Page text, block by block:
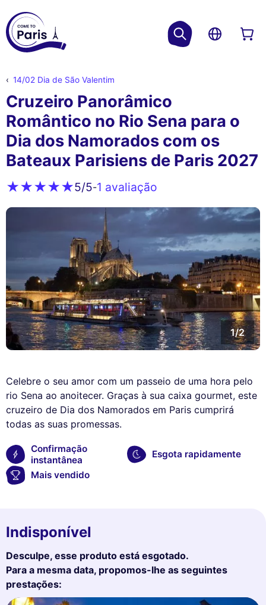
14/02 Dia de São Valentim
Cruzeiro Panorâmico
Romântico no Rio Sena para o
Dia dos Namorados com os
Bateaux Parisiens de Paris 2027
5/5-1 avaliação
1/2
Celebre o seu amor com um passeio de uma hora pelo
rio Sena ao anoitecer. Graças à sua caixa gourmet, este
cruzeiro de Dia dos Namorados em Paris cumprirá
todas as suas promessas.
Confirmação
instantânea
Esgota rapidamente
Mais vendido
Indisponível
Desculpe, esse produto está esgotado.
Para a mesma data, propomos-lhe as seguintes
prestações: